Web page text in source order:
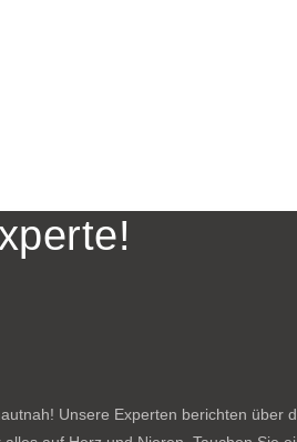
Unsere Experten berichten